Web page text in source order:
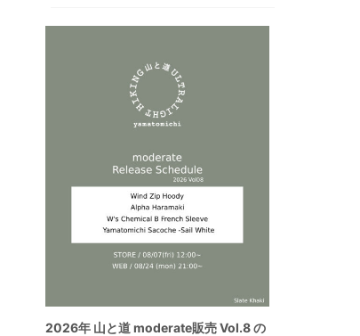
2026年 山と道 moderate販売 Vol.8 の